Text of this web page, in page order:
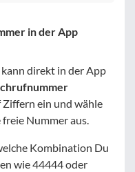
in der App
direkt in der App
Ziffern ein und wähle
Nummer aus.
Kombination Du
wie 44444 oder